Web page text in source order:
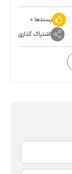
پسندها:۰
اشتراک گذاری